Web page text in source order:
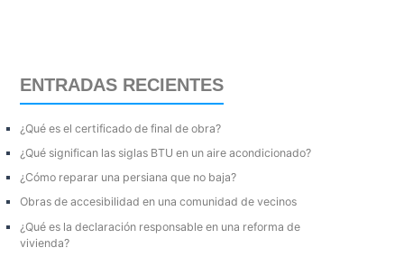
r
o
r
:
ENTRADAS RECIENTES
¿Qué es el certificado de final de obra?
¿Qué significan las siglas BTU en un aire acondicionado?
¿Cómo reparar una persiana que no baja?
Obras de accesibilidad en una comunidad de vecinos
¿Qué es la declaración responsable en una reforma de
vivienda?